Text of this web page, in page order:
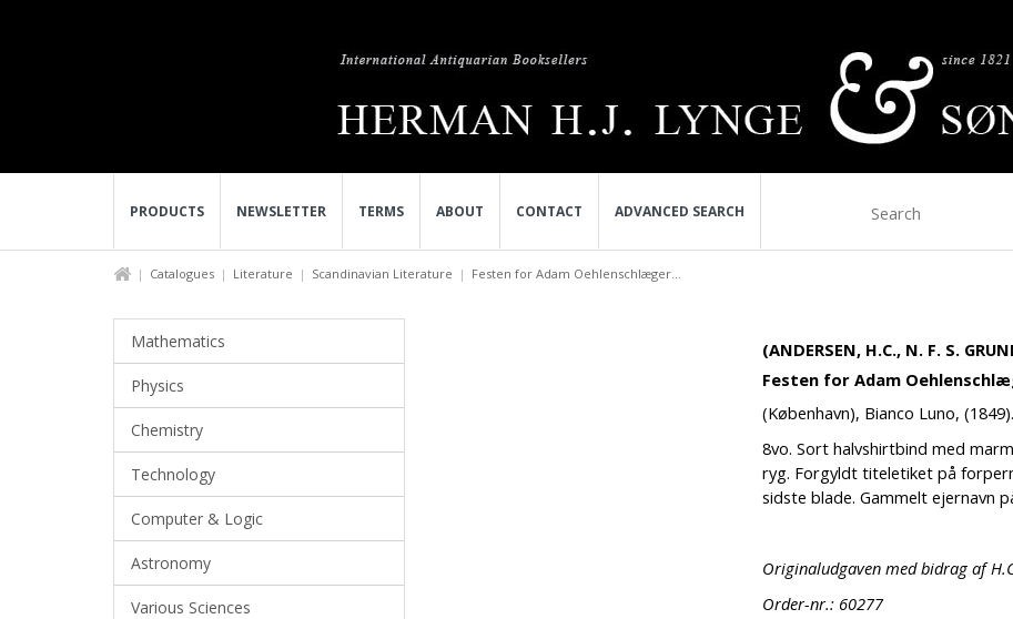
PRODUCTS NEWSLETTER TERMS ABOUT CONTACT ADVANCED SEARCH
Catalogues Literature Scandinavian Literature Festen for Adam Oehlenschlæger...
Mathematics
Physics
Chemistry
Technology
Computer & Logic
Astronomy
Various Sciences
(ANDERSEN, H.C., N. F. S.
Festen for Adam
(København), Bianco Luno, (1849).
8vo. Sort halvshirtbind med
ryg. Forgyldt titeletiket på
sidste blade. Gammelt ejernavn
Originaludgaven med bidrag af
Order-nr.: 60277